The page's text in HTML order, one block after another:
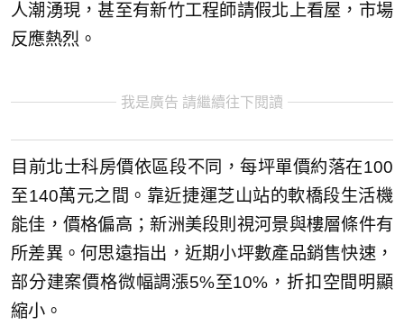
人潮湧現，甚至有新竹工程師請假北上看屋，市場
反應熱烈。
我是廣告 請繼續往下閱讀
目前北士科房價依區段不同，每坪單價約落在100
至140萬元之間。靠近捷運芝山站的軟橋段生活機
能佳，價格偏高；新洲美段則視河景與樓層條件有
所差異。何思遠指出，近期小坪數產品銷售快速，
部分建案價格微幅調漲5%至10%，折扣空間明顯
縮小。